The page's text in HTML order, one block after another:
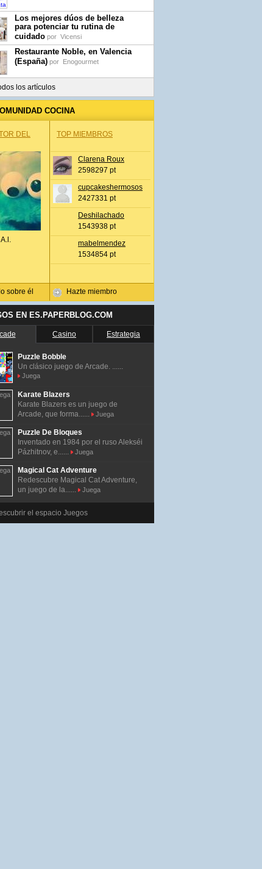
Los mejores dúos de belleza
para potenciar tu rutina de
cuidado por Vicensi
Restaurante Noble, en Valencia
(España) por Enogourmet
los artículos
COCINA
DEL
sobre él
TOP MIEMBROS
Clarena Roux
2598297 pt
cupcakeshermosos
2427331 pt
Deshilachado
1543938 pt
mabelmendez
1534854 pt
Hazte miembro
EN ES.PAPERBLOG.COM
Casino Estrategia
Puzzle Bobble
Un clásico juego de Arcade. ......
Juega
Karate Blazers
Karate Blazers es un juego de
Arcade, que forma......
Juega
Puzzle De Bloques
Inventado en 1984 por el ruso Alekséi
Pázhitnov, e......
Juega
Magical Cat Adventure
Redescubre Magical Cat Adventure,
un juego de la......
Juega
el espacio Juegos